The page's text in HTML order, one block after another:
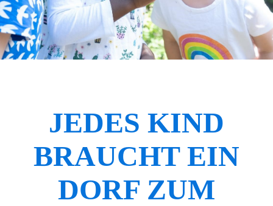
JEDES KIND
BRAUCHT EIN
DORF ZUM